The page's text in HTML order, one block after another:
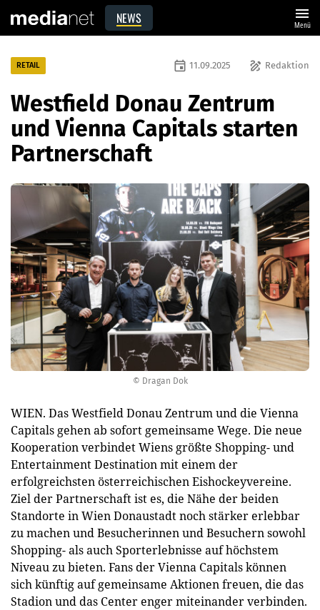
NEWS menu
Menü
© Dragan Dok
RETAIL draw Redaktion
event 11.09.2025
Westfield Donau Zentrum
und Vienna Capitals starten
Partnerschaft
WIEN. Das Westfield Donau Zentrum und die Vienna
Capitals gehen ab sofort gemeinsame Wege. Die neue
Kooperation verbindet Wiens größte Shopping- und
Entertainment Destination mit einem der
erfolgreichsten österreichischen Eishockeyvereine.
Ziel der Partnerschaft ist es, die Nähe der beiden
Standorte in Wien Donaustadt noch stärker erlebbar
zu machen und Besucherinnen und Besuchern sowohl
Shopping- als auch Sporterlebnisse auf höchstem
Niveau zu bieten. Fans der Vienna Capitals können
sich künftig auf gemeinsame Aktionen freuen, die das
Stadion und das Center enger miteinander verbinden.